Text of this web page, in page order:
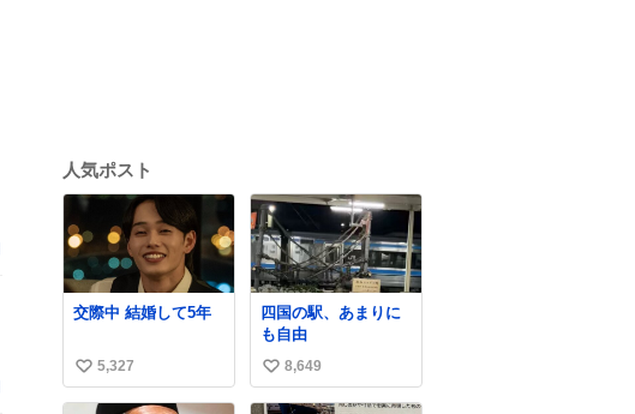
人気ポスト
交際中 結婚して5年
い
い
5,327
四国の駅、あまりに
も自由
い
い
8,649